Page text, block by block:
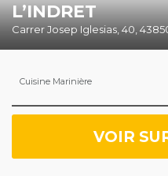
L’INDRET
Carrer Josep Iglesias, 40,
Cuisine Marinière
VOIR